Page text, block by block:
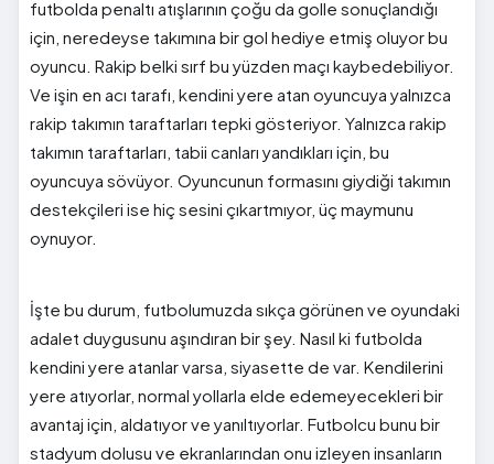
futbolda penaltı atışlarının çoğu da golle sonuçlandığı
için, neredeyse takımına bir gol hediye etmiş oluyor bu
oyuncu. Rakip belki sırf bu yüzden maçı kaybedebiliyor.
Ve işin en acı tarafı, kendini yere atan oyuncuya yalnızca
rakip takımın taraftarları tepki gösteriyor. Yalnızca rakip
takımın taraftarları, tabii canları yandıkları için, bu
oyuncuya sövüyor. Oyuncunun formasını giydiği takımın
destekçileri ise hiç sesini çıkartmıyor, üç maymunu
oynuyor.
İşte bu durum, futbolumuzda sıkça görünen ve oyundaki
adalet duygusunu aşındıran bir şey. Nasıl ki futbolda
kendini yere atanlar varsa, siyasette de var. Kendilerini
yere atıyorlar, normal yollarla elde edemeyecekleri bir
avantaj için, aldatıyor ve yanıltıyorlar. Futbolcu bunu bir
stadyum dolusu ve ekranlarından onu izleyen insanların